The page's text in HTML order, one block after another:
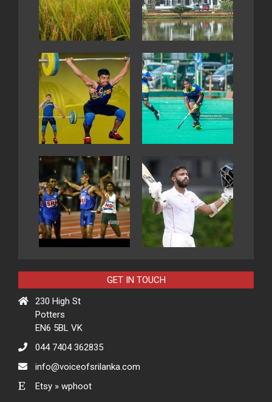
GET IN TOUCH
230 High St
Potters
EN6 5BL VK
044 7404 362835
info@voiceofsrilanka.com
Etsy » wphoot